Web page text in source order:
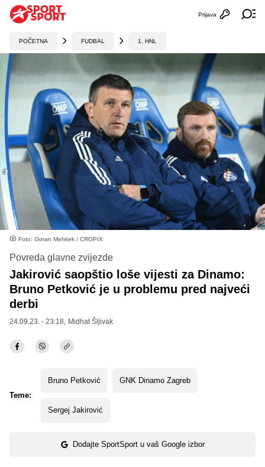
Otvori
Prijava
POČETNA FUDBAL 1. HNL
Foto: Goran Mehkek / CROPIX
Povreda glavne zvijezde
Jakirović saopštio loše vijesti za Dinamo:
Bruno Petković je u problemu pred najveći
derbi
24.09.23. - 23:18, Midhat Šljivak
Teme:
Bruno Petković GNK Dinamo Zagreb
Sergej Jakirović
Dodajte SportSport u vaš Google izbor